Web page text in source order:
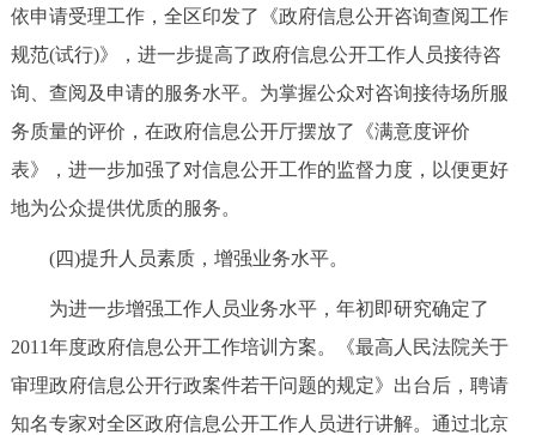
依申请受理工作，全区印发了《政府信息公开咨询查阅工作
规范(试行)》，进一步提高了政府信息公开工作人员接待咨
询、查阅及申请的服务水平。为掌握公众对咨询接待场所服
务质量的评价，在政府信息公开厅摆放了《满意度评价
表》，进一步加强了对信息公开工作的监督力度，以便更好
地为公众提供优质的服务。
(四)提升人员素质，增强业务水平。
为进一步增强工作人员业务水平，年初即研究确定了
2011年度政府信息公开工作培训方案。《最高人民法院关于
审理政府信息公开行政案件若干问题的规定》出台后，聘请
知名专家对全区政府信息公开工作人员进行讲解。通过北京